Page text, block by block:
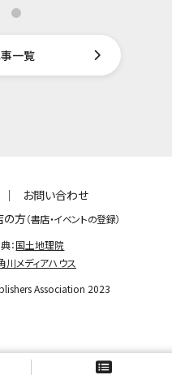
事一覧
｜
お問い合わせ
の方（書店・イベントの登録）
：国土地理院
メディアハウス
Association 2023